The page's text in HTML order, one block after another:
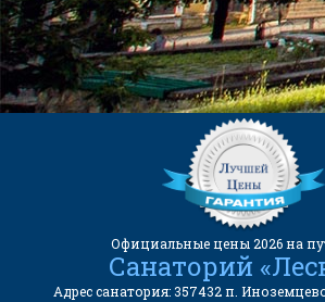
АДРЕС САНАТОРИЯ:
357432, г.
Иноземцево, мкр.
Официальные цены 2026 на
Санаторий
Адрес санатория: 357432 п.